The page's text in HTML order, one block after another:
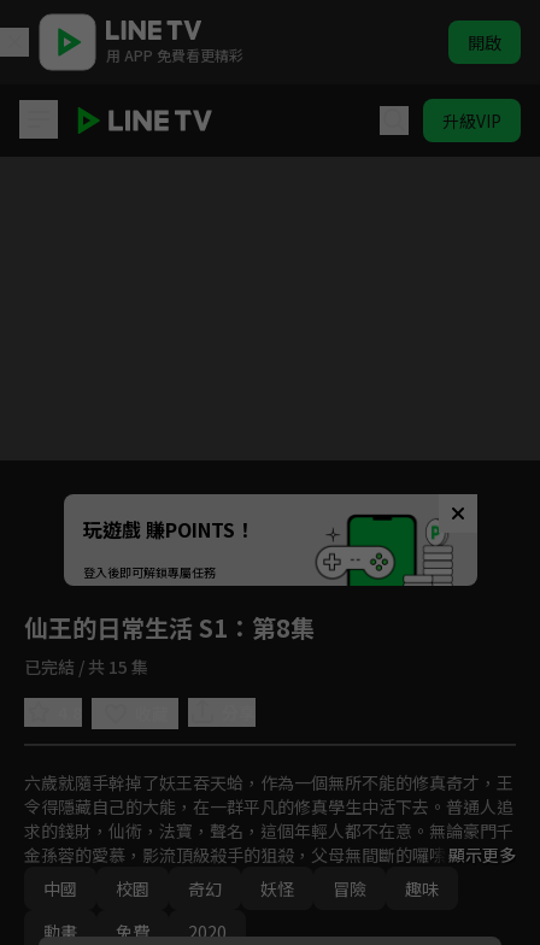
用 APP 免費看更精彩 開啟
升級VIP
Unmute
如有不便請見諒
玩遊戲 賺POINTS！
登入後即可解鎖專屬任務
仙王的日常生活 S1 ：第8集
已完結 / 共 15 集
六歲就隨手幹掉了妖王吞天蛤，作為一個無所不能的修真奇才，王
令得隱藏自己的大能，在一群平凡的修真學生中活下去。普通人追
求的錢財，仙術，法寶，聲名，這個年輕人都不在意。無論豪門千
金孫蓉的愛慕，影流頂級殺手的狙殺，父母無間斷的囉嗦，都無法
阻止他對乾脆麵的追求。這樣的他，和四個隊友一起在論劍比賽中
遭遇豪門高校的挑戰，而之前暗殺失敗的影流魔女教主江流影也不
放棄的摻合了進來。王令會碾壓對手？還是低調的躺倒裝死？
顯示更多
中國
校園 奇幻 妖怪 冒險
趣味
動畫
免費 2020